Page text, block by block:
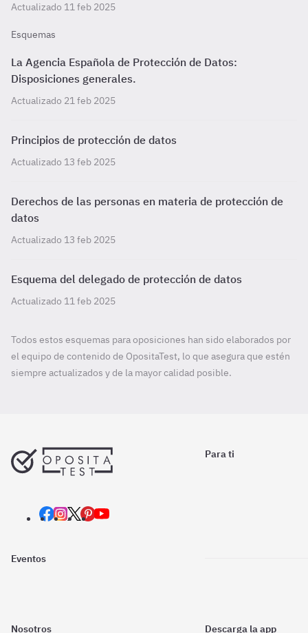
Actualizado 11 feb 2025
Esquemas
La Agencia Española de Protección de Datos:
Disposiciones generales.
Actualizado 21 feb 2025
Principios de protección de datos
Actualizado 13 feb 2025
Derechos de las personas en materia de protección de
datos
Actualizado 13 feb 2025
Esquema del delegado de protección de datos
Actualizado 11 feb 2025
Todos estos esquemas para oposiciones han sido elaborados por
el equipo de contenido de OpositaTest, lo que asegura que estén
siempre actualizados y de la mayor calidad posible.
Para ti
Eventos
Nosotros Descarga la app